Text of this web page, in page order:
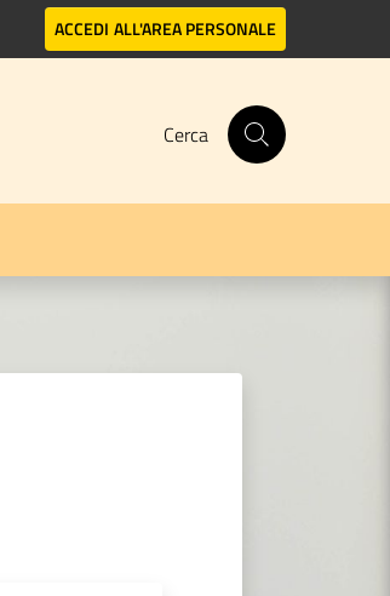
ACCEDI ALL'AREA PERSONALE
Cerca